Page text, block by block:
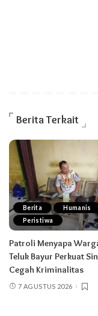
Berita Terkait
Berita
Humanis
Peristiwa
Patroli Menyapa
Teluk Bayur Perkuat
Cegah Kriminalitas
7 AGUSTUS 2026